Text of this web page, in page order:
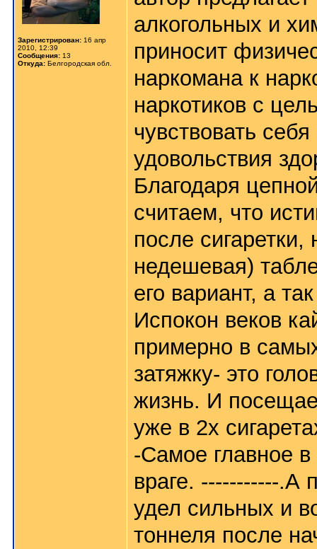
Зарегистрирован: 16 апр
2010, 12:39
Сообщения: 13
Откуда: Белгородская обл.
алкогольных и
приносит
наркомана к
наркотиков с
чувствовать
удовольствия
Благодаря
считаем, что
после
недешевая)
его вариант, а
Испокон веков
примерно в
затяжку- это
жизнь. И
уже в 2х
-Самое главное
враге. -----------.А
удел сильных и
тоннеля после